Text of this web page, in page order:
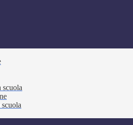
scuola